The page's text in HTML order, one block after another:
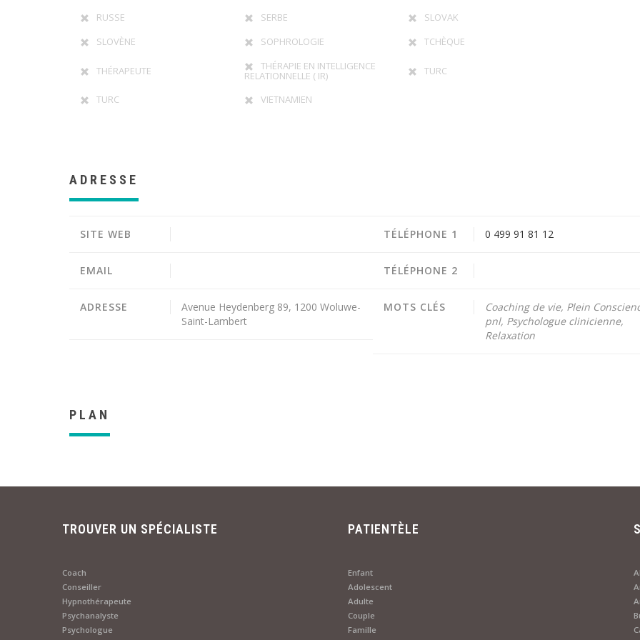
RUSSE SERBE
SLOVAK
SLOVÈNE
SOPHROLOGIE TCHÈQUE
THÉRAPEUTE THÉRAPIE EN INTELLIGENCE
RELATIONNELLE ( IR) TURC
TURC VIETNAMIEN
ADRESSE
SITE WEB
EMAIL
ADRESSE
Avenue Heydenberg 89, 1200 Woluwe-
Saint-Lambert
TÉLÉPHONE 1 0 499 91 81 12
TÉLÉPHONE 2
MOTS CLÉS
Coaching de vie, Plein
pnl, Psychologue clinicienne,
Relaxation
PLAN
TROUVER UN SPÉCIALISTE
Coach
Conseiller
Hypnothérapeute
Psychanalyste
Psychologue
PATIENTÈLE
Enfant
Adolescent
Adulte
Couple
Famille